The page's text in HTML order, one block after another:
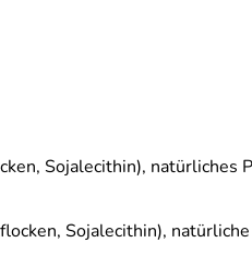
Sojalecithin), natürliches
Sojalecithin),